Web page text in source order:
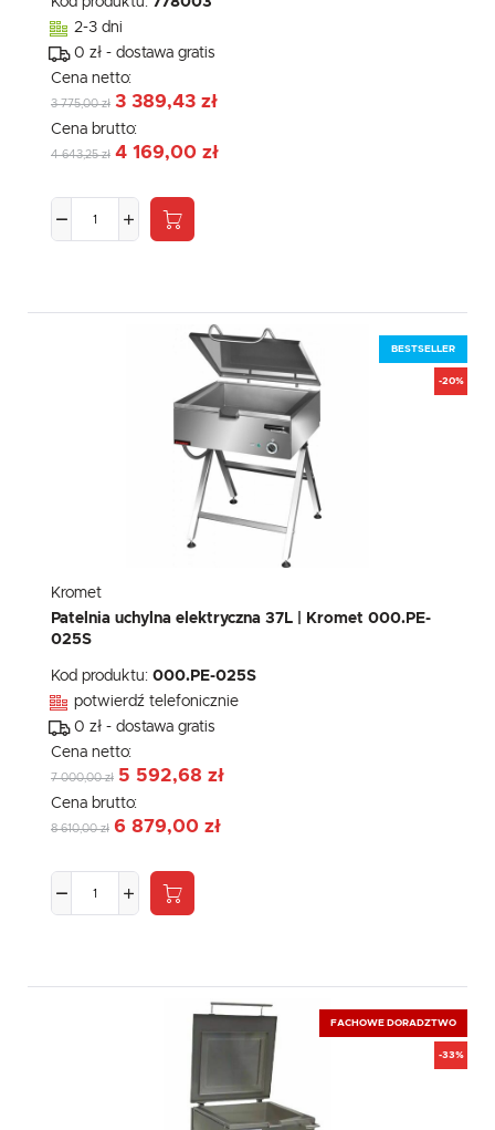
2-3 dni
0 zł - dostawa gratis
Cena netto:
3 775,00 zł 3 389,43 zł
Cena brutto:
4 643,25 zł 4 169,00 zł
BESTSELLER
-20%
Kromet
Patelnia uchylna elektryczna 37L | Kromet 000.PE-
025S
Kod produktu: 000.PE-025S
potwierdź telefonicznie
0 zł - dostawa gratis
Cena netto:
7 000,00 zł 5 592,68 zł
Cena brutto:
8 610,00 zł 6 879,00 zł
FACHOWE DORADZTWO
-33%
komunikatów mediów społecznościowych.